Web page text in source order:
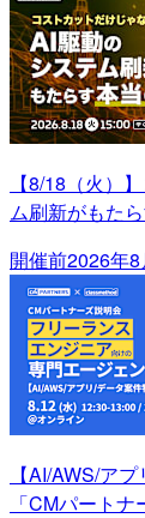
【8/18（火）
ム刷新がもた
開催前2026年
【AI/AWS/ア
「CMパート